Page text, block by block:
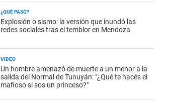
¿QUÉ PASÓ?
Explosión o sismo: la versión que inundó las
redes sociales tras el temblor en Mendoza
VIDEO
Un hombre amenazó de muerte a un menor a la
salida del Normal de Tunuyán: "¿Qué te hacés el
mafioso si sos un princeso?"